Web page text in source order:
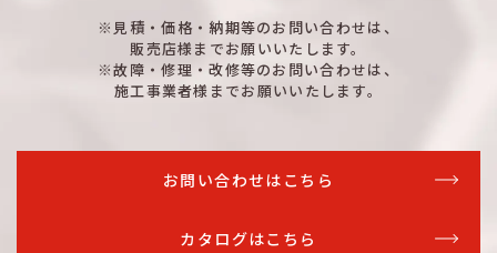
※見積・価格・納期等のお問い合わせは、
販売店様までお願いいたします。
※故障・修理・改修等のお問い合わせは、
施工事業者様までお願いいたします。
お問い合わせはこちら
カタログはこちら